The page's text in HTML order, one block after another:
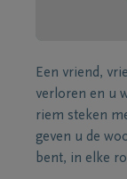
Een vriend,
verloren en u
riem steken
geven u de
bent, in elke